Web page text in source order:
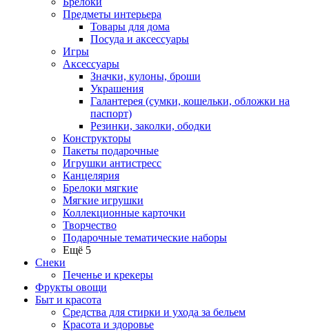
Предметы интерьера
Товары для дома
Посуда и аксессуары
Игры
Аксессуары
Значки, кулоны, броши
Украшения
Галантерея (сумки, кошельки, обложки на
паспорт)
Резинки, заколки, ободки
Конструкторы
Пакеты подарочные
Игрушки антистресс
Канцелярия
Брелоки мягкие
Мягкие игрушки
Коллекционные карточки
Творчество
Подарочные тематические наборы
Ещё 5
Снеки
Печенье и крекеры
Фрукты овощи
Быт и красота
Средства для стирки и ухода за бельем
Красота и здоровье